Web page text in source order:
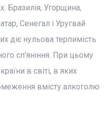
Бразилія, Угорщина,
Сенегал і Уругвай
діє нульова терпимість
сп'яніння. При цьому
в світі, в яких
вмісту алкоголю